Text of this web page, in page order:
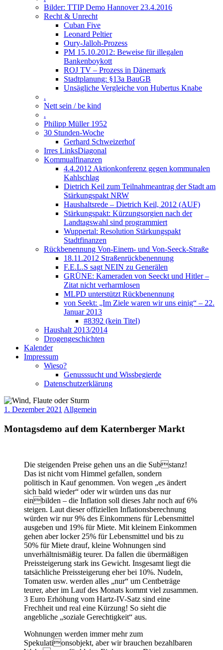
Bilder: TTIP Demo Hannover 23.4.2016
Recht & Unrecht
Cuban Five
Leonard Peltier
Oury-Jalloh-Prozess
PM 15.10.2012: Beweise für illegalen
Bankenboykott
ROJ TV – Prozess in Dänemark
Stadtplanung: §13a BauGB
Unsägliche Vergleiche von Hubertus Knabe
.
Nett sein / be kind
.
Philipp Müller 1952
30 Stunden-Woche
Gerhard Schweizerhof
Irres LinksDiagonal
Kommualfinanzen
4.4.2012 Aktionkonferenz gegen kommunalen
Kahlschlag
Dietrich Keil zum Teilnahmeantrag der Stadt am
Stärkungspakt NRW
Haushaltsrede – Dietrich Keil, 2012 (AUF)
Stärkungspakt: Kürzungsorgien nach der
Landtagswahl sind programmiert
Wuppertal: Resolution Stärkungspakt
Stadtfinanzen
Rückbenennung Von-Einem- und Von-Seeck-Straße
18.11.2012 Straßenrückbenennung
F.E.L.S sagt NEIN zu Generälen
GRÜNE: Kameraden von Seeckt und Hitler –
Zitat nicht verharmlosen
MLPD unterstützt Rückbenennung
von Seekt: „Im Ziele waren wir uns einig“ – 22.
Januar 2013
#8392 (kein Titel)
Haushalt 2013/2014
Drogengeschichten
Kalender
Impressum
Wieso?
Genusssucht und Wissbegierde
Datenschutzerklärung
1. Dezember 2021 Allgemein
Montagsdemo auf dem Katernberger Markt
Die steigenden Preise gehen uns an die Substanz!
Das ist nicht vom Himmel gefallen, sondern
politisch in Kauf genommen. Von wegen „es ändert
sich bald wieder“ oder wir würden uns das nur
einbilden – die Inflation soll dieses Jahr noch auf 6%
steigen. Laut dieser offiziellen Inflationsberechnung
würden wir nur 9% des Einkommens für Lebensmittel
ausgeben und 19% für Miete. Mit kleinem Einkommen
gehen aber locker 25% für Lebensmittel und bis zu
50% für Miete drauf, kleine Wohnungen sind
unverhältnismäßig teurer. Da fallen die übermäßigen
Preissteigerung stark ins Gewicht. Insgesamt liegt die
tatsächliche Preissteigerung eher bei 10%. Nudeln,
Tomaten usw. werden alles „nur“ um Centbeträge
teurer, aber im Lauf des Monats kommt viel zusammen.
3 Euro Erhöhung vom Hartz-IV-Satz sind eine
Frechheit und real eine Kürzung! So sieht die
angebliche „soziale Gerechtigkeit“ aus.
Wohnungen werden immer mehr zum
Spekulationsobjekt, aber wir brauchen bezahlbaren